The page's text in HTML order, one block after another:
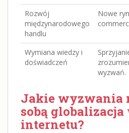
Rozwój
międzynarodowego
handlu
Nowe
Wymiana wiedzy i
doświadczeń
wyzwań.
Jakie wyzwania
sobą globalizacja
internetu?